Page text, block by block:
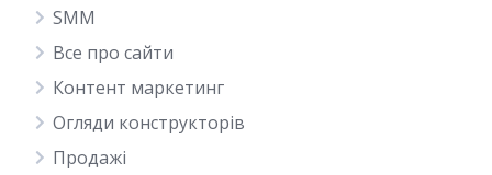
SMM
Все про сайти
Контент маркетинг
Огляди конструкторів
Продажі